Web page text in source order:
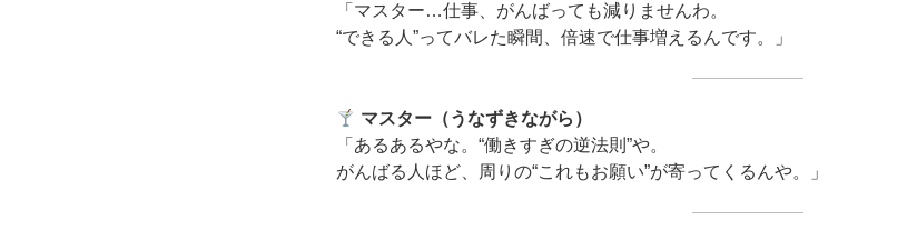
「マスター…仕事、がんばっても減りませんわ。
“できる人”ってバレた瞬間、倍速で仕事増えるんです。」
マスター（うなずきながら）
「あるあるやな。“働きすぎの逆法則”や。
がんばる人ほど、周りの“これもお願い”が寄ってくるんや。」